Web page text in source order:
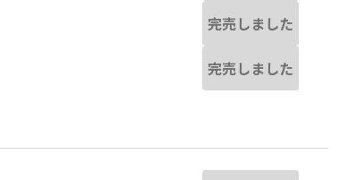
完売しました
完売しました